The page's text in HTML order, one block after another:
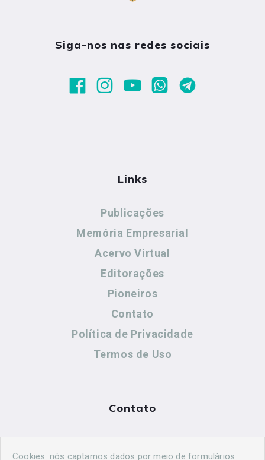
Siga-nos nas redes sociais
Links
Publicações
Memória Empresarial
Acervo Virtual
Editorações
Pioneiros
Contato
Política de Privacidade
Termos de Uso
Contato
Cookies: nós captamos dados por meio de formulários